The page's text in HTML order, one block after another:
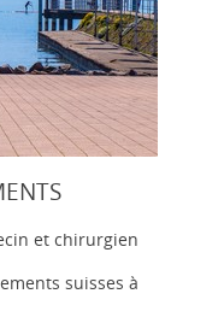
et chirurgien
suisses à